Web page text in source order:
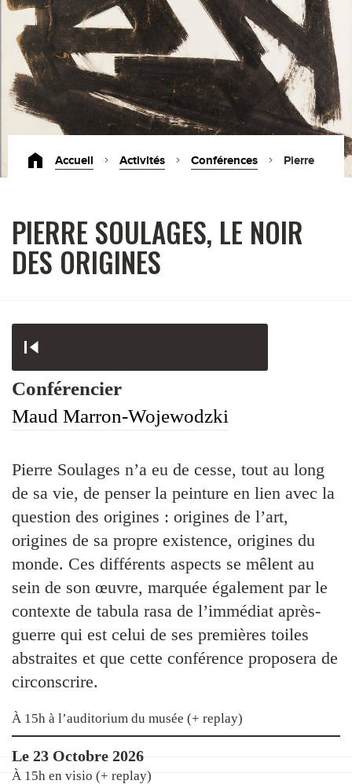
Accueil Activités Conférences Pierre
PIERRE SOULAGES, LE NOIR
DES ORIGINES
NOTHING TO DO ***********************
Conférencier
Maud Marron-Wojewodzki
Pierre Soulages n’a eu de cesse, tout au long
de sa vie, de penser la peinture en lien avec la
question des origines : origines de l’art,
origines de sa propre existence, origines du
monde. Ces différents aspects se mêlent au
sein de son œuvre, marquée également par le
contexte de tabula rasa de l’immédiat après-
guerre qui est celui de ses premières toiles
abstraites et que cette conférence proposera de
circonscrire.
À 15h à l’auditorium du musée (+ replay)
Le 23 Octobre 2026
À 15h en visio (+ replay)